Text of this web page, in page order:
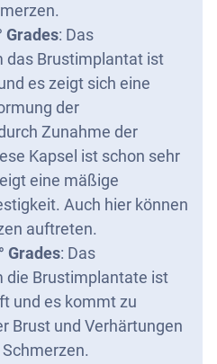
Grades: Das
das Brustimplantat ist
es zeigt sich eine
der
Zunahme der
Kapsel ist schon sehr
eine mäßige
Auch hier können
auftreten.
Grades: Das
die Brustimplantate ist
und es kommt zu
Brust und Verhärtungen